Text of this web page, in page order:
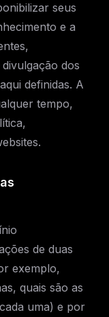
seus
e a
dos
definidas. A
tempo,
de duas
exemplo,
quais são as
uma) e por